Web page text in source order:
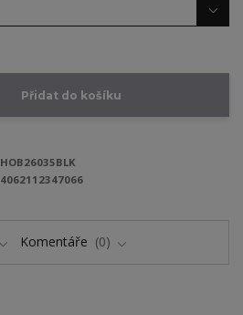
Přidat do košíku
HOB26035BLK
4062112347066
Komentáře 0